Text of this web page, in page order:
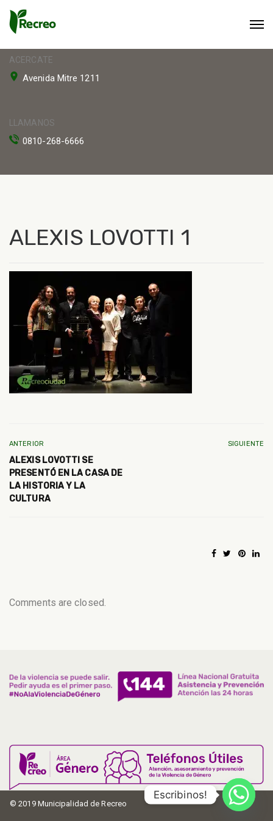
ACERCATE
Avenida Mitre 1211
LLAMANOS
0810-268-6666
ALEXIS LOVOTTI 1
ANTERIOR
ALEXIS LOVOTTI SE
PRESENTÓ EN LA CASA DE
LA HISTORIA Y LA
CULTURA
SIGUIENTE
Comments are closed.
© 2019 Municipalidad de Recreo
Escribinos!